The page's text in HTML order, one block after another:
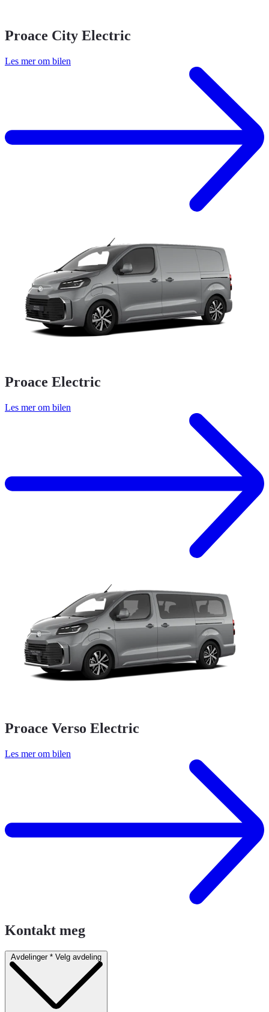
Proace City Electric
Les mer om bilen
Proace Electric
Les mer om bilen
Proace Verso Electric
Les mer om bilen
Kontakt meg
Avdelinger * Velg avdeling